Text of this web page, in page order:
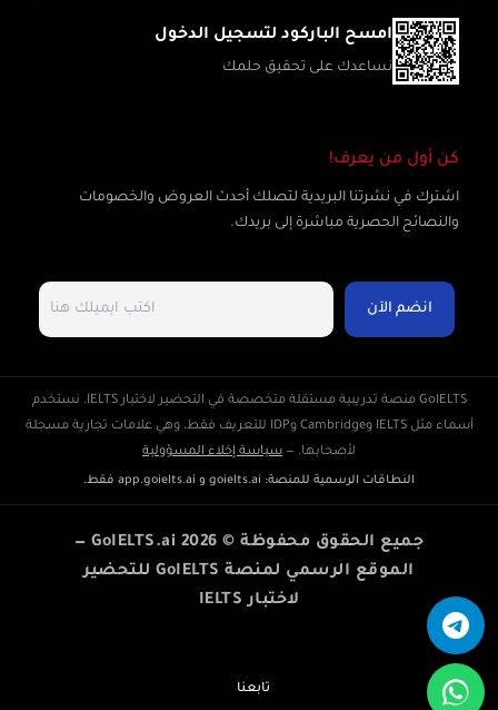
امسح الباركود لتسجيل الدخول
نساعدك على تحقيق حلمك
كن أول من يعرف!
اشترك في نشرتنا البريدية لتصلك أحدث العروض والخصومات
والنصائح الحصرية مباشرة إلى بريدك.
GoIELTS منصة تدريبية مستقلة متخصصة في التحضير لاختبار IELTS. نستخدم
أسماء مثل IELTS وCambridge وIDP للتعريف فقط، وهي علامات تجارية مسجلة
لأصحابها. — سياسة إخلاء المسؤولية
النطاقات الرسمية للمنصة: goielts.ai و app.goielts.ai فقط.
جميع الحقوق محفوظة © GoIELTS.ai 2026 —
الموقع الرسمي لمنصة GoIELTS للتحضير
لاختبار IELTS
تابعنا